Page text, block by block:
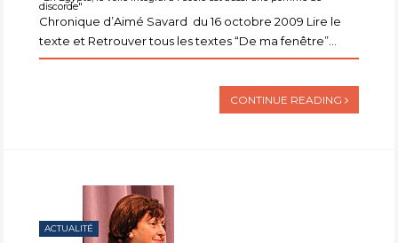
discorde"
Chronique d’Aimé Savard du 16 octobre 2009 Lire le
texte et Retrouver tous les textes “De ma fenêtre”...
CONTINUE READING
ACTUALITÉ